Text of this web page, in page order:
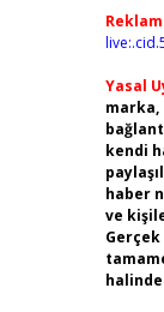
Yasal
marka,
kendi
haber
ve